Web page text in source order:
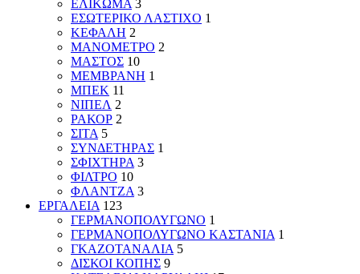
ΕΛΙΚΩΜΑ 3
ΕΣΩΤΕΡΙΚΟ ΛΑΣΤΙΧΟ 1
ΚΕΦΑΛΗ 2
ΜΑΝΟΜΕΤΡΟ 2
ΜΑΣΤΟΣ 10
ΜΕΜΒΡΑΝΗ 1
ΜΠΕΚ 11
ΝΙΠΕΛ 2
ΡΑΚΟΡ 2
ΣΙΤΑ 5
ΣΥΝΔΕΤΗΡΑΣ 1
ΣΦΙΧΤΗΡΑ 3
ΦΙΛΤΡΟ 10
ΦΛΑΝΤΖΑ 3
ΕΡΓΑΛΕΙΑ 123
ΓΕΡΜΑΝΟΠΟΛΥΓΩΝΟ 1
ΓΕΡΜΑΝΟΠΟΛΥΓΩΝΟ ΚΑΣΤΑΝΙΑ 1
ΓΚΑΖΟΤΑΝΑΛΙΑ 5
ΔΙΣΚΟΙ ΚΟΠΗΣ 9